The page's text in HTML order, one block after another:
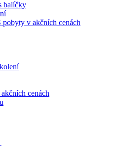
balíčky
v akčních cenách
cenách